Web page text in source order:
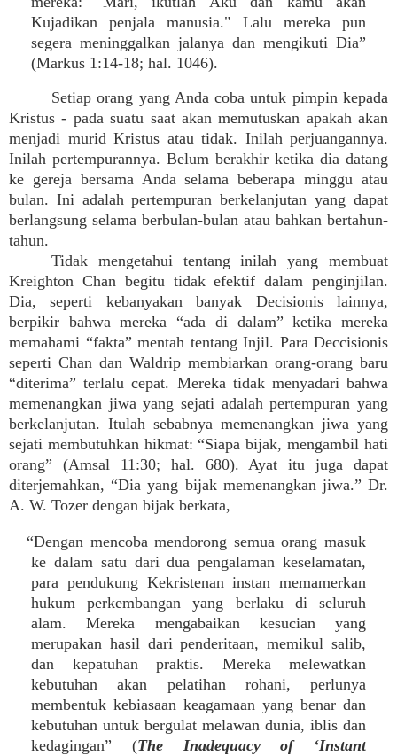
Kujadikan penjala manusia." Lalu mereka pun
segera meninggalkan jalanya dan mengikuti Dia”
(Markus 1:14-18; hal. 1046).
Setiap orang yang Anda coba untuk pimpin kepada
Kristus - pada suatu saat akan memutuskan apakah akan
menjadi murid Kristus atau tidak. Inilah perjuangannya.
Inilah pertempurannya. Belum berakhir ketika dia datang
ke gereja bersama Anda selama beberapa minggu atau
bulan. Ini adalah pertempuran berkelanjutan yang dapat
berlangsung selama berbulan-bulan atau bahkan bertahun-
tahun.
Tidak mengetahui tentang inilah yang membuat
Kreighton Chan begitu tidak efektif dalam penginjilan.
Dia, seperti kebanyakan banyak Decisionis lainnya,
berpikir bahwa mereka “ada di dalam” ketika mereka
memahami “fakta” mentah tentang Injil. Para Deccisionis
seperti Chan dan Waldrip membiarkan orang-orang baru
“diterima” terlalu cepat. Mereka tidak menyadari bahwa
memenangkan jiwa yang sejati adalah pertempuran yang
berkelanjutan. Itulah sebabnya memenangkan jiwa yang
sejati membutuhkan hikmat: “Siapa bijak, mengambil hati
orang” (Amsal 11:30; hal. 680). Ayat itu juga dapat
diterjemahkan, “Dia yang bijak memenangkan jiwa.” Dr.
A. W. Tozer dengan bijak berkata,
“Dengan mencoba mendorong semua orang masuk
ke dalam satu dari dua pengalaman keselamatan,
para pendukung Kekristenan instan memamerkan
hukum perkembangan yang berlaku di seluruh
alam. Mereka mengabaikan kesucian yang
merupakan hasil dari penderitaan, memikul salib,
dan kepatuhan praktis. Mereka melewatkan
kebutuhan akan pelatihan rohani, perlunya
membentuk kebiasaan keagamaan yang benar dan
kebutuhan untuk bergulat melawan dunia, iblis dan
kedagingan” (The Inadequacy of ‘Instant